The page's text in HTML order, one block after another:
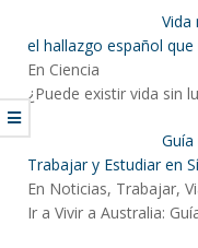
Vida
el hallazgo español
En Ciencia
¿Puede existir vida sin
Trabajar y Estudiar en
En Noticias, Trabajar,
Ir a Vivir a Australia: